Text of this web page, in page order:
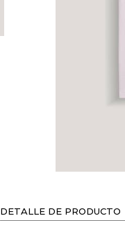
DETALLE DE PRODUCTO